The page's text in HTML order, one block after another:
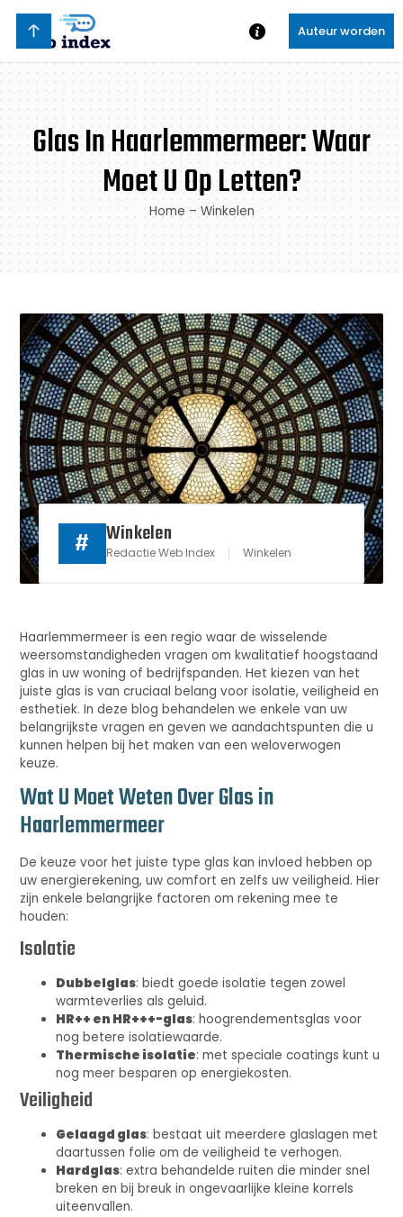
Auteur worden
Glas In Haarlemmermeer: Waar
Moet U Op Letten?
Home – Winkelen
# Winkelen
Redactie Web Index Winkelen
Haarlemmermeer is een regio waar de wisselende
weersomstandigheden vragen om kwalitatief hoogstaand
glas in uw woning of bedrijfspanden. Het kiezen van het
juiste glas is van cruciaal belang voor isolatie, veiligheid en
esthetiek. In deze blog behandelen we enkele van uw
belangrijkste vragen en geven we aandachtspunten die u
kunnen helpen bij het maken van een weloverwogen
keuze.
Wat U Moet Weten Over Glas in
Haarlemmermeer
De keuze voor het juiste type glas kan invloed hebben op
uw energierekening, uw comfort en zelfs uw veiligheid. Hier
zijn enkele belangrijke factoren om rekening mee te
houden:
Isolatie
Dubbelglas: biedt goede isolatie tegen zowel
warmteverlies als geluid.
HR++ en HR+++-glas: hoogrendementsglas voor
nog betere isolatiewaarde.
Thermische isolatie: met speciale coatings kunt u
nog meer besparen op energiekosten.
Veiligheid
Gelaagd glas: bestaat uit meerdere glaslagen met
daartussen folie om de veiligheid te verhogen.
Hardglas: extra behandelde ruiten die minder snel
breken en bij breuk in ongevaarlijke kleine korrels
uiteenvallen.